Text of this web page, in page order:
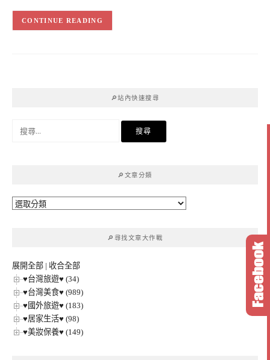
CONTINUE READING
🔎站內快速搜尋
🔎文章分類
🔎
🔎尋找文章大作戰
展開全部 | 收合全部
♥台灣旅遊♥ (34)
♥台灣美食♥ (989)
♥國外旅遊♥ (183)
♥居家生活♥ (98)
♥美妝保養♥ (149)